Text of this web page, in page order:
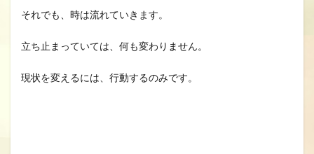
それでも、時は流れていきます。
立ち止まっていては、何も変わりません。
現状を変えるには、行動するのみです。